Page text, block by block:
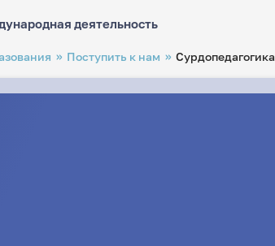
деятельность
Поступить к нам Сурдопедагогика